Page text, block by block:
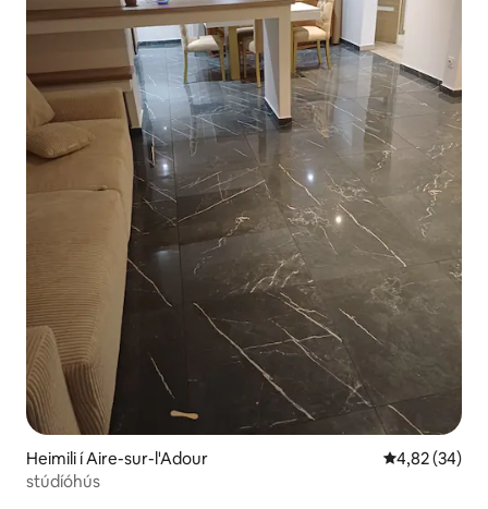
Heimili í Aire-sur-l'Adour 4,82 af 5 í
4,82 (34)
stúdíóhús